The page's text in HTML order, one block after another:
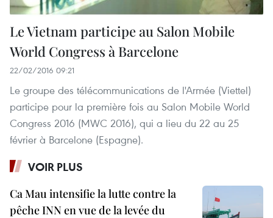
Le Vietnam participe au Salon Mobile
World Congress à Barcelone
22/02/2016 09:21
Le groupe des télécommunications de l'Armée (Viettel)
participe pour la première fois au Salon Mobile World
Congress 2016 (MWC 2016), qui a lieu du 22 au 25
février à Barcelone (Espagne).
VOIR PLUS
Ca Mau intensifie la lutte contre la
pêche INN en vue de la levée du